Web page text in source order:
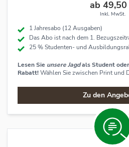
ab
Inkl. MwSt.
1 Jahresabo (12 Ausgaben)
Das Abo ist nach dem 1.
25 % Studenten- und
Lesen Sie unsere Jagdals Student
Rabatt!Wählen Sie zwischen Print und
Zu den